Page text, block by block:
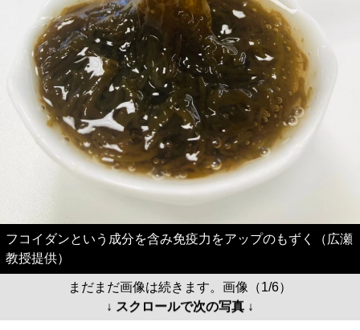
フコイダンという成分を含み免疫⼒をアップのもずく（広瀬
教授提供）
まだまだ画像は続きます。画像（1/6）
↓ スクロールで次の写真 ↓